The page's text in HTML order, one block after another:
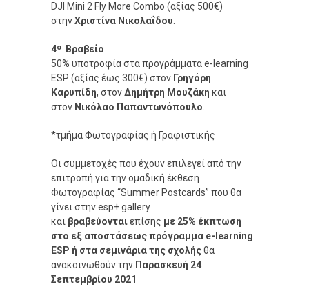
DJI Mini 2 Fly More Combo (αξίας 500€)
στηνΧριστίνα Νικολαΐδου
4ο
Βραβείο
50% υποτροφία στα προγράμματα e-learning
ESP (αξίας έως 300€) στον Γρηγόρη
Καρυπίδη, στονΔημήτρη Μουζάκη και
στον Νικόλαο Παπαντωνόπουλο
*τμήμα Φωτογραφίας ή Γραφιστικής
Οι συμμετοχές που έχουν επιλεγεί από την
επιτροπή για την ομαδική έκθεση
Φωτογραφίας “Summer Postcards” που θα
γίνει στην esp+ gallery
και βραβεύονταιεπίσης με 25% έκπτωση
στο εξ αποστάσεως πρόγραμμα e-learning
ESP ή στα σεμινάρια της σχολήςθα
ανακοινωθούν την Παρασκευή 24
Σεπτεμβρίου 2021